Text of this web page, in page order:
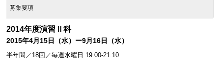
募集要項
2014年度演習Ⅱ科
2015年4月15日（水）ー9月16日（水）
半年間／18回／毎週水曜日 19:00-21:10